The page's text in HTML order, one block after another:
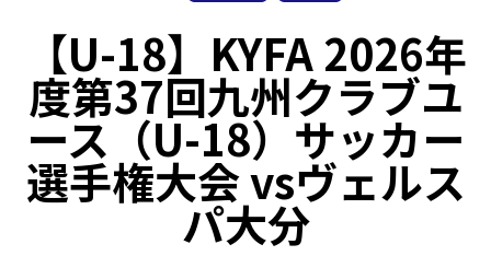
【U-18】KYFA 2026年
度第37回九州クラブユ
ース（U-18）サッカー
選手権大会 vsヴェルス
パ大分